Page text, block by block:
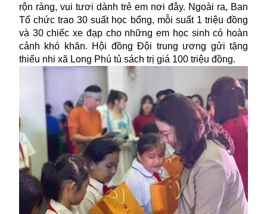
rộn ràng, vui tươi dành trẻ em nơi đây. Ngoài ra, Ban
Tổ chức trao 30 suất học bổng, mỗi suất 1 triệu đồng
và 30 chiếc xe đạp cho những em học sinh có hoàn
cảnh khó khăn. Hội đồng Đội trung ương gửi tặng
thiếu nhi xã Long Phú tủ sách trị giá 100 triệu đồng.